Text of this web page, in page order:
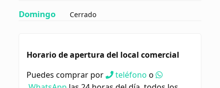
Domingo Cerrado
Horario de apertura del local comercial
Puedes comprar por
teléfono o